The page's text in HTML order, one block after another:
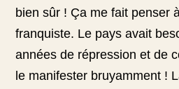
bien sûr ! Ça me fait penser
franquiste. Le pays avait
années de répression et de
le manifester bruyamment !